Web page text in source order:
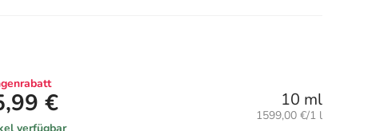
€ 10 ml
Grundpreis:
1599,00 €/1 l